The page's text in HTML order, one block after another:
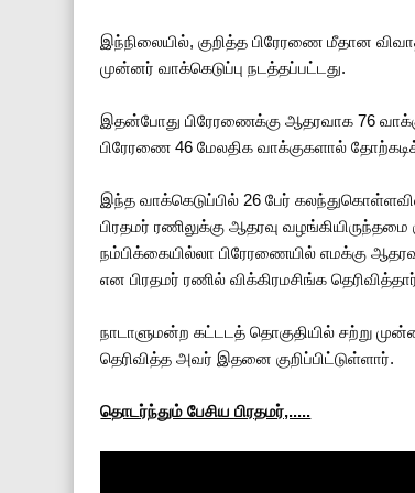
இந்நிலையில், குறித்த பிரேரணை மீதான
முன்னர் வாக்கெடுப்பு நடத்தப்பட்டது.
இதன்போது பிரேரணைக்கு ஆதரவாக 76
பிரேரணை 46 மேலதிக வாக்குகளால்
இந்த வாக்கெடுப்பில் 26 பேர்
பிரதமர் ரணிலுக்கு ஆதரவு வழங்கியிருந்தமை
நம்பிக்கையில்லா பிரேரணையில் எமக்கு
என பிரதமர் ரணில் விக்கிரமசிங்க
நாடாளுமன்ற கட்டடத் தொகுதியில் சற்று
தெரிவித்த அவர் இதனை குறிப்பிட்டுள்ளார்.
தொடர்ந்தும் பேசிய பிரதமர்,.....